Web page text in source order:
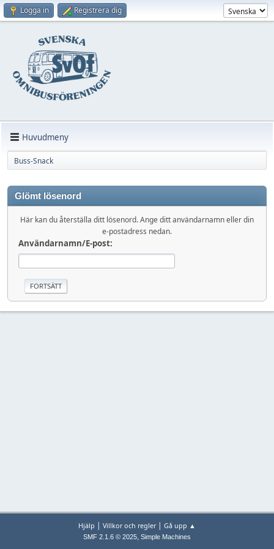
Logga in Registrera dig
Huvudmeny
Buss-Snack
Glömt lösenord
Här kan du återställa ditt lösenord. Ange ditt användarnamn eller din
e-postadress nedan.
Användarnamn/E-post:
Hjälp | Villkor och regler| Gå upp ▲
SMF 2.1.6 © 2025, Simple Machines